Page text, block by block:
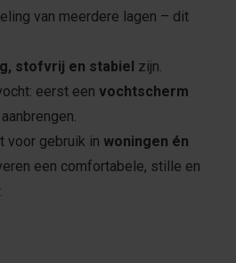
van meerdere lagen – dit
stofvrij en stabiel zijn.
eerst een vochtscherm
aanbrengen.
voor gebruik in woningen én
een comfortabele, stille en